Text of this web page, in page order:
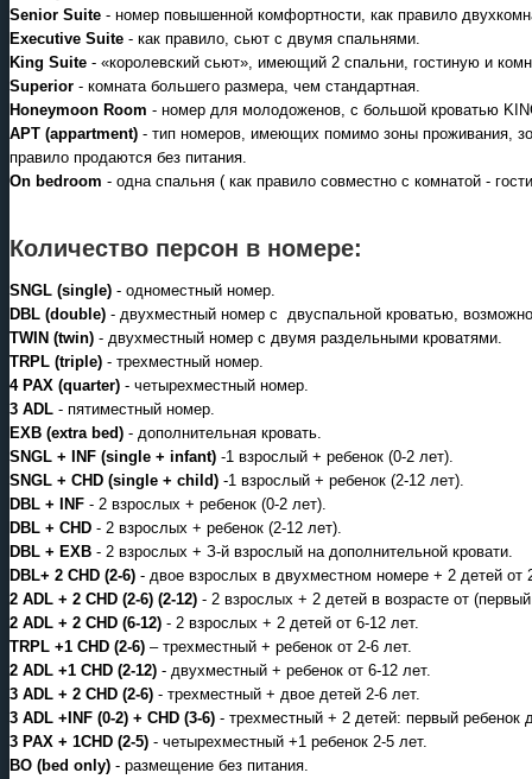
Великий Устюгна Новый
2027 год
Речные круизыиз Перми и Казани
— оформление тура в офисе
Екатеринбурга
Новогодние программы
Актуальные новогодние
программы 2027:
В. Устюг - "Новогодний
экспресс"02.01.2027-04.01.2027
Senior Suite - номер повышенной комфортности, как правило
Executive Suite - как правило, сьют с двумя спальнями.
King Suite - «королевский сьют», имеющий 2 спальни, гостиную и
Superior - комната большего размера, чем стандартная.
Honeymoon Room - номер для молодоженов, с большой кроватью
APT (appartment) - тип номеров, имеющих помимо зоны проживания,
правило продаются без питания.
On bedroom - одна спальня ( как правило совместно с комнатой -
Количество персон в номере:
SNGL (single) - одноместный номер.
DBL (double) - двухместный номер с двуспальной кроватью,
TWIN (twin) - двухместный номер с двумя раздельными кроватями.
TRPL (triple) - трехместный номер.
4 PAX (quarter) - четырехместный номер.
3 ADL - пятиместный номер.
ЕХВ (extra bed) - дополнительная кровать.
SNGL + INF (single + infant) -1 взрослый + ребенок (0-2 лет).
SNGL + CHD (single + child) -1 взрослый + ребенок (2-12 лет).
DBL + INF - 2 взрослых + ребенок (0-2 лет).
DBL + CHD - 2 взрослых + ребенок (2-12 лет).
DBL + ЕХВ - 2 взрослых + З-й взрослый на дополнительной кровати.
DBL+ 2 CHD (2-6) - двое взрослых в двухместном номере + 2 детей от
2 ADL + 2 CHD (2-6) (2-12) - 2 взрослых + 2 детей в возрасте от
2 ADL + 2 CHD (6-12) - 2 взрослых + 2 детей от 6-12 лет.
TRPL +1 CHD (2-6) – трехместный + ребенок от 2-6 лет.
2 ADL +1 CHD (2-12) - двухместный + ребенок от 6-12 лет.
3 ADL + 2 CHD (2-6) - трехместный + двое детей 2-6 лет.
3 ADL +INF (0-2) + CHD (3-6) - трехместный + 2 детей: первый ребенок
3 PAX + 1CHD (2-5) - четырехместный +1 ребенок 2-5 лет.
ВО (bed only) - размещение без питания.